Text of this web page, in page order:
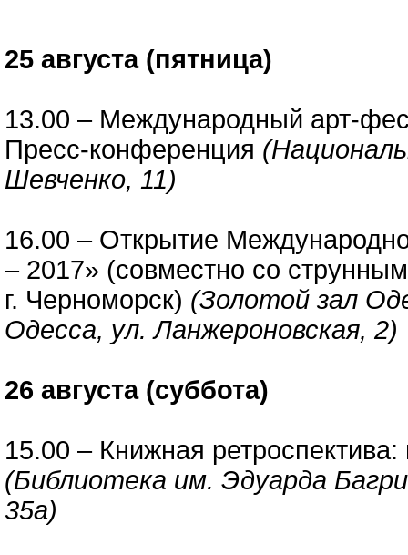
25 августа (пятница)
13.00 – Международный арт-
Пресс-конференция
Шевченко, 11)
16.00 – Открытие
– 2017» (совместно со
г. Черноморск) (Золотой зал
Одесса, ул. Ланжероновская, 2)
26 августа (суббота)
15.00 – Книжная ретроспектива:
(Библиотека им. Эдуарда
35а)